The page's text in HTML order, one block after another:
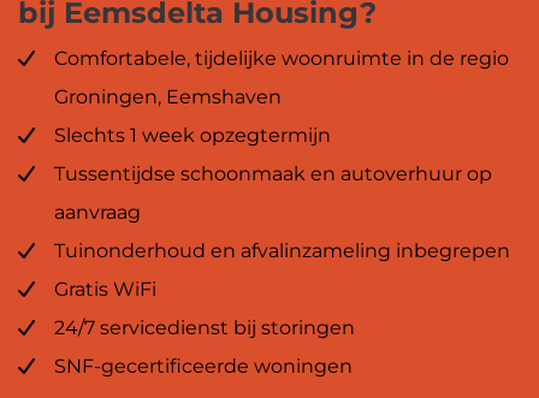
bij Eemsdelta Housing?
Comfortabele, tijdelijke woonruimte in de regio
Groningen, Eemshaven
Slechts 1 week opzegtermijn
Tussentijdse schoonmaak en autoverhuur op
aanvraag
Tuinonderhoud en afvalinzameling inbegrepen
Gratis WiFi
24/7 servicedienst bij storingen
SNF-gecertificeerde woningen